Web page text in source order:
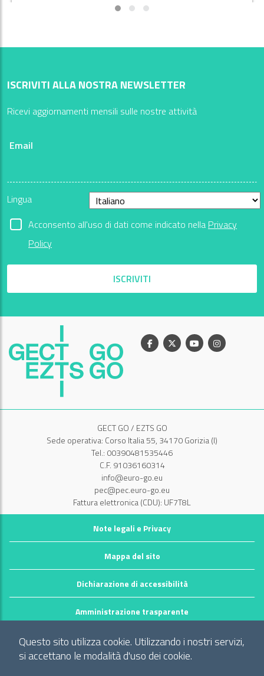
Questo sito utilizza cookie. Utilizzando i nostri servizi,
si accettano le modalità d'uso dei cookie.
ISCRIVITI ALLA NOSTRA NEWSLETTER
Ricevi aggiornamenti mensili sulle nostre attività
Email
Lingua
Acconsento all'uso di dati come indicato nella Privacy
Policy
ISCRIVITI
Facebook
X YoutubeInstagram
GECT GO / EZTS GO
Sede operativa: Corso Italia 55, 34170 Gorizia (I)
Tel.: 00390481535446
C.F. 91036160314
info@euro-go.eu
pec@pec.euro-go.eu
Fattura elettronica (CDU): UF7T8L
Note legali e Privacy
Mappa del sito
Dichiarazione di accessibilità
Amministrazione trasparente
©2026 GECT GO / EZTS GO
Realizzato da infoFactory Web Agency.